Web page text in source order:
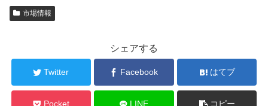
市場情報
シェアする
Twitter Facebook はてブ
Pocket LINE コピー